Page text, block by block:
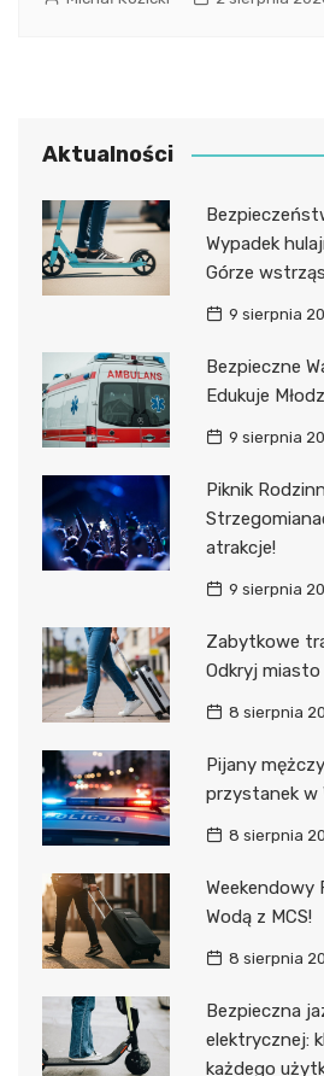
Aktualności
Wypadek
Górze
9 sierpnia
Bezpieczne
Edukuje
9 sierpnia
Piknik
atrakcje!
9 sierpnia
Zabytkowe
Odkryj
8 sierpnia
Pijany
przystanek w
8 sierpnia
Weekendowy
Wodą z MCS!
8 sierpnia
Bezpieczna
elektrycznej:
każdego